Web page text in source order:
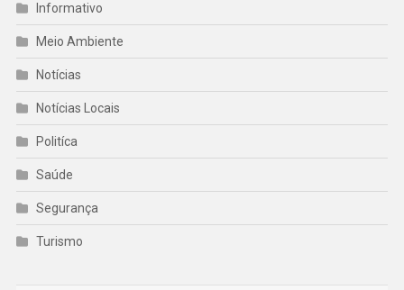
Informativo
Meio Ambiente
Notícias
Notícias Locais
Politíca
Saúde
Segurança
Turismo